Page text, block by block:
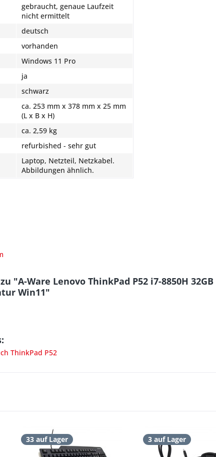
gebraucht, genaue Laufzeit
nicht ermittelt
deutsch
vorhanden
Windows 11 Pro
ja
schwarz
ca. 253 mm x 378 mm x 25 mm
(L x B x H)
ca. 2,59 kg
refurbished - sehr gut
Laptop, Netzteil, Netzkabel.
Abbildungen ähnlich.
Ware Lenovo ThinkPad P52 i7-8850H 32GB
Win11"
ThinkPad P52
33 auf Lager 3 auf Lager